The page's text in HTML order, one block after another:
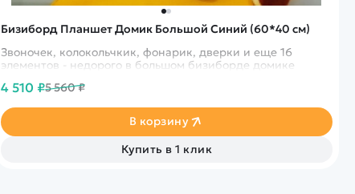
Бизиборд Планшет Домик Большой Синий (60*40 см)
Звоночек, колокольчкик, фонарик, дверки и еще 16
элементов - недорого в большом бизиборде домике
4 510 ₽5 560 ₽
В корзину
Купить в 1 клик